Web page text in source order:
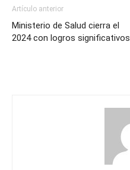
Artículo anterior
Ministerio de Salud cierra el
2024 con logros significativos